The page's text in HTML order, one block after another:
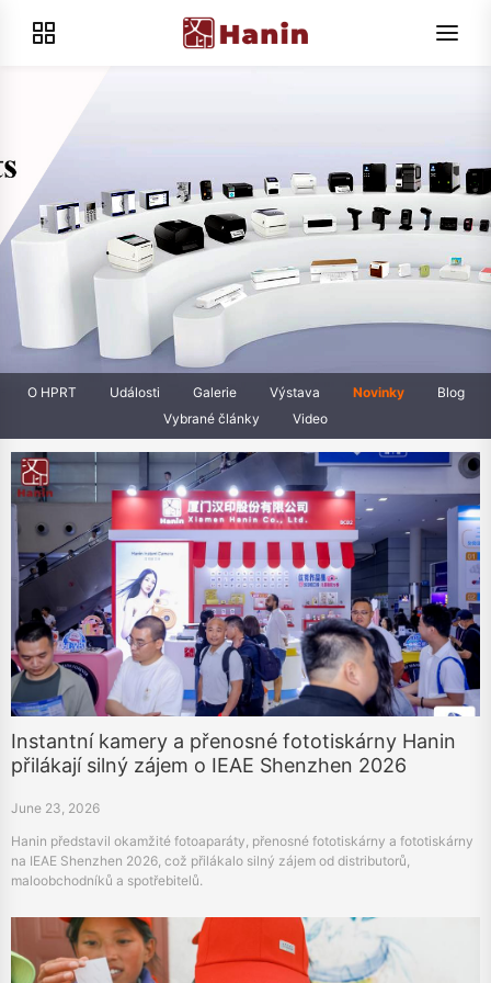
O HPRT Události Galerie Výstava Novinky
Blog
Vybrané články
Video
Instantní kamery a přenosné fototiskárny Hanin
přilákají silný zájem o IEAE Shenzhen 2026
June 23, 2026
Hanin představil okamžité fotoaparáty, přenosné fototiskárny a fototiskárny
na IEAE Shenzhen 2026, což přilákalo silný zájem od distributorů,
maloobchodníků a spotřebitelů.